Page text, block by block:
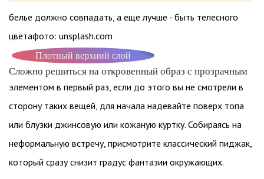
белье должно совпадать, а еще лучше - быть телесного
цветафото: unsplash.com
Плотный верхний слой
Сложно решиться на откровенный образ с прозрачным
элементом в первый раз, если до этого вы не смотрели в
сторону таких вещей, для начала надевайте поверх топа
или блузки джинсовую или кожаную куртку. Собираясь на
неформальную встречу, присмотрите классический пиджак,
который сразу снизит градус фантазии окружающих.